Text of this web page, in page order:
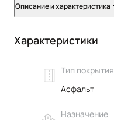
Описание и характеристика
Характеристики
Тип покрытия
Асфальт
Назначение